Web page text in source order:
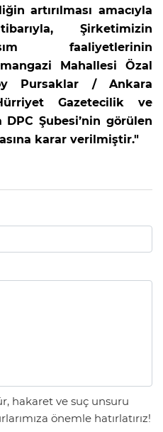
artırılması amacıyla
Şirketimizin
faaliyetlerinin
Mahallesi Özal
Pursaklar / Ankara
Gazetecilik ve
DPC Şubesi’nin görülen
karar verilmiştir."
hakaret ve suç unsuru
önemle hatırlatırız!